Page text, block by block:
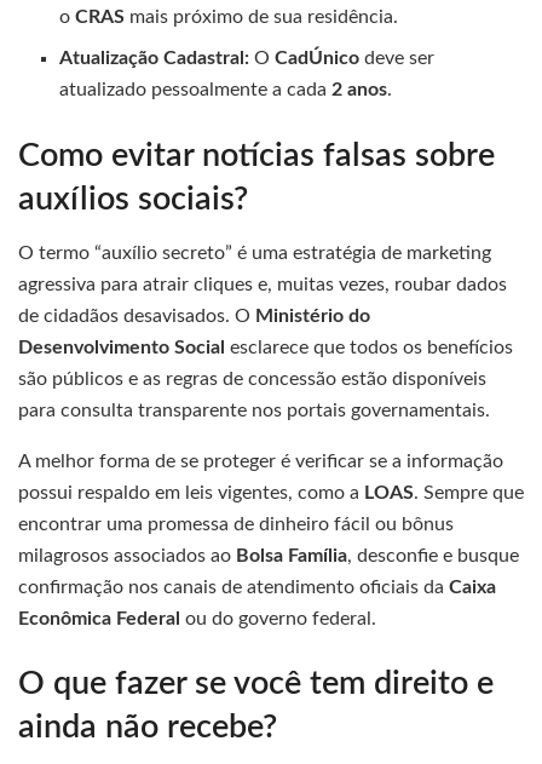
oCRAS mais próximo de sua residência.
Atualização Cadastral: OCadÚnico deve ser
atualizado pessoalmente a cada 2 anos.
Como evitar notícias falsas sobre
auxílios sociais?
O termo “auxílio secreto” é uma estratégia de marketing
agressiva para atrair cliques e, muitas vezes, roubar dados
de cidadãos desavisados. O Ministério do
Desenvolvimento Social esclarece que todos os benefícios
são públicos e as regras de concessão estão disponíveis
para consulta transparente nos portais governamentais.
A melhor forma de se proteger é verificar se a informação
possui respaldo em leis vigentes, como a LOAS. Sempre que
encontrar uma promessa de dinheiro fácil ou bônus
milagrosos associados ao Bolsa Família, desconfie e busque
confirmação nos canais de atendimento oficiais da Caixa
Econômica Federal ou do governo federal.
O que fazer se você tem direito e
ainda não recebe?